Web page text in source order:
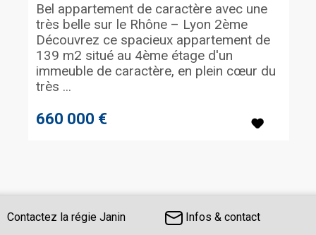
660 000 €
Bel appartement de caractère avec une
très belle sur le Rhône – Lyon 2ème
Découvrez ce spacieux appartement de
139 m2 situé au 4ème étage d'un
immeuble de caractère, en plein cœur du
très ...
Contactez la régie Janin
Infos & contact